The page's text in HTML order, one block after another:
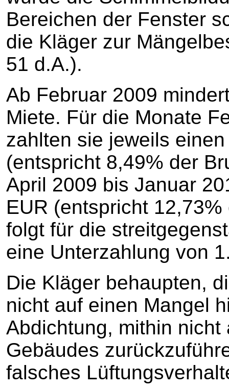
Bereichen der Fenster
die Kläger zur
51 d.A.).
Ab Februar 2009
Miete. Für die Monate
zahlten sie jeweils
(entspricht 8,49% der
April 2009 bis Januar
EUR (entspricht
folgt für die
eine Unterzahlung von
Die Kläger behaupten,
nicht auf einen Mangel
Abdichtung, mithin nicht
Gebäudes
falsches